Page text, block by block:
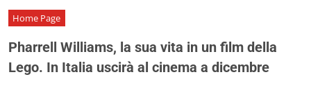
Home Page
Pharrell Williams, la sua vita in un film della
Lego. In Italia uscirà al cinema a dicembre